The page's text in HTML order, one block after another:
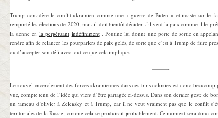
Trump considère le conflit ukrainien comme une « guerre de Biden » et insiste sur le
remporté les élections de 2020, mais il doit bientôt décider s’il veut la paix comme il le
la sienne en la perpétuant indéfiniment. Poutine lui donne une porte de sortie en
rendre afin de relancer les pourparlers de paix gelés, de sorte que c’est à Trump de faire
ou d’accepter son défi avec tout ce que cela implique.
———-
Le nouvel encerclement des forces ukrainiennes dans ces trois colonies est donc
vue, compte tenu de l’idée qui vient d’être partagée ci-dessus. Dans son dernier geste de
un rameau d’olivier à Zelensky et à Trump, car il ne veut vraiment pas que le conflit
territoriales de la Russie, comme cela se produirait probablement. Ce moment sera donc